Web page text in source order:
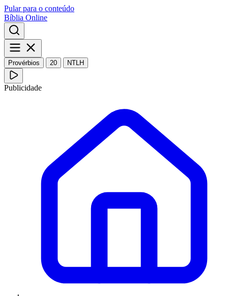
Pular para o conteúdo
Bíblia Online
Provérbios 20 NTLH
Publicidade